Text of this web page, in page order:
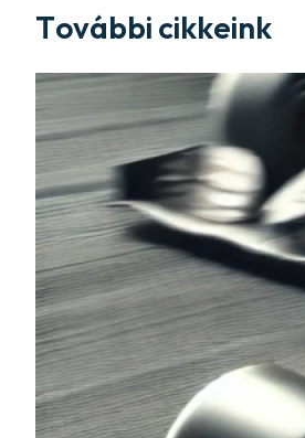
További cikkeink